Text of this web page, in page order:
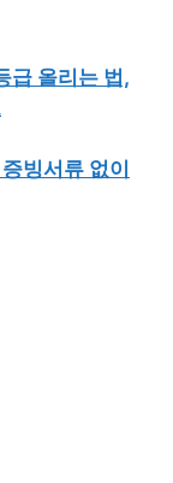
급 올리는 법,
빙서류 없이